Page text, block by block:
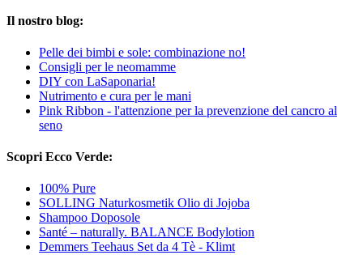
Il nostro blog:
Pelle dei bimbi e sole: combinazione no!
Consigli per le neomamme
DIY con LaSaponaria!
Nutrimento e cura per le mani
Pink Ribbon - l'attenzione per la prevenzione del cancro al
seno
Scopri Ecco Verde:
100% Pure
SOLLING Naturkosmetik Olio di Jojoba
Shampoo Doposole
Santé – naturally. BALANCE Bodylotion
Demmers Teehaus Set da 4 Tè - Klimt